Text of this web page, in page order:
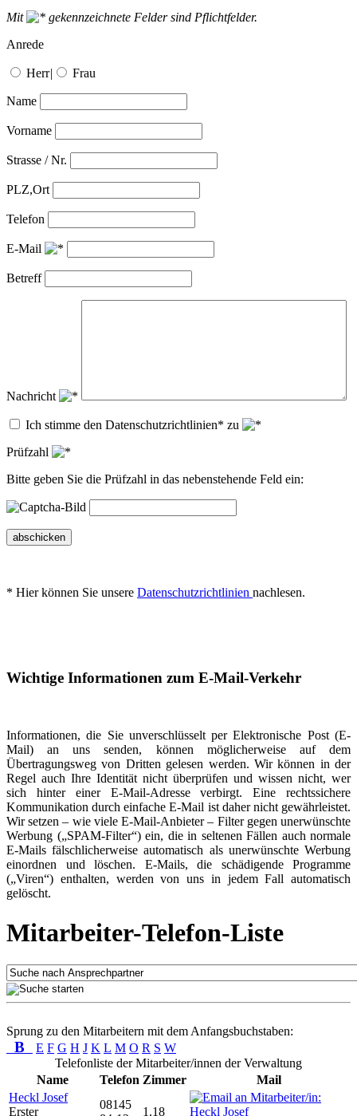
Mit
gekennzeichnete Felder sind Pflichtfelder.
Anrede
Herr| Frau
Name
Vorname
Strasse / Nr.
PLZ,Ort
Telefon
E-Mail
Betreff
Nachricht
Ich stimme den Datenschutzrichtlinien* zu
Prüfzahl
Bitte geben Sie die Prüfzahl in das nebenstehende Feld ein:
abschicken
* Hier können Sie unsere Datenschutzrichtlinien nachlesen.
Wichtige Informationen zum E-Mail-Verkehr
Informationen, die Sie unverschlüsselt per Elektronische Post (E-
Mail) an uns senden, können möglicherweise auf dem
Übertragungsweg von Dritten gelesen werden. Wir können in der
Regel auch Ihre Identität nicht überprüfen und wissen nicht, wer
sich hinter einer E-Mail-Adresse verbirgt. Eine rechtssichere
Kommunikation durch einfache E-Mail ist daher nicht gewährleistet.
Wir setzen – wie viele E-Mail-Anbieter – Filter gegen unerwünschte
Werbung („SPAM-Filter“) ein, die in seltenen Fällen auch normale
E-Mails fälschlicherweise automatisch als unerwünschte Werbung
einordnen und löschen. E-Mails, die schädigende Programme
(„Viren“) enthalten, werden von uns in jedem Fall automatisch
gelöscht.
Mitarbeiter-Telefon-Liste
Sprung zu den Mitarbeitern mit dem Anfangsbuchstaben:
B E F G H J K L M O R S W
Telefonliste der Mitarbeiter/innen der Verwaltung
Name
Telefon Zimmer
Mail
Heckl Josef
Erster
08145
1.18